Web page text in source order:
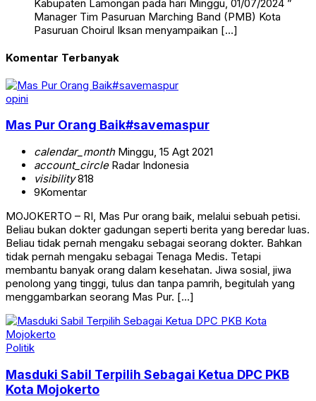
Kabupaten Lamongan pada hari Minggu, 01/07/2024 ”
Manager Tim Pasuruan Marching Band (PMB) Kota
Pasuruan Choirul Iksan menyampaikan […]
Komentar Terbanyak
opini
Mas Pur Orang Baik#savemaspur
calendar_monthMinggu, 15 Agt 2021
account_circleRadar Indonesia
visibility818
9Komentar
MOJOKERTO – RI, Mas Pur orang baik, melalui sebuah petisi.
Beliau bukan dokter gadungan seperti berita yang beredar luas.
Beliau tidak pernah mengaku sebagai seorang dokter. Bahkan
tidak pernah mengaku sebagai Tenaga Medis. Tetapi
membantu banyak orang dalam kesehatan. Jiwa sosial, jiwa
penolong yang tinggi, tulus dan tanpa pamrih, begitulah yang
menggambarkan seorang Mas Pur. […]
Politik
Masduki Sabil Terpilih Sebagai Ketua DPC PKB
Kota Mojokerto